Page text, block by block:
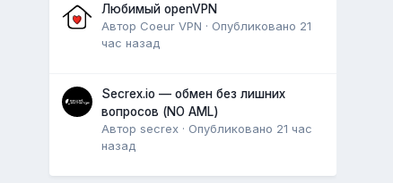
Любимый openVPN
Автор Coeur VPN · Опубликовано 21
час назад
Secrex.io — обмен без лишних
вопросов (NO AML)
Авторsecrex · Опубликовано 21 час
назад